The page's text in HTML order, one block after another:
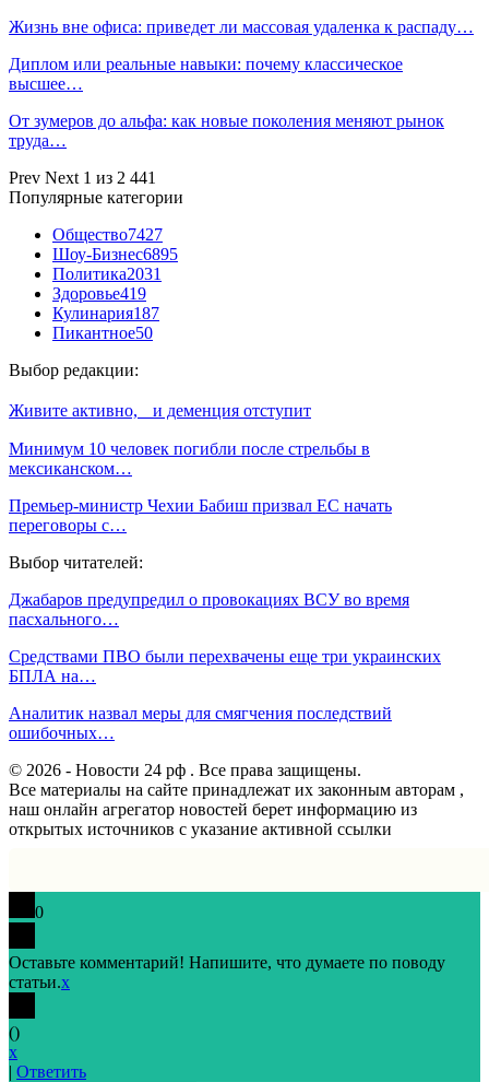
Жизнь вне офиса: приведет ли массовая удаленка к распаду…
Диплом или реальные навыки: почему классическое
высшее…
От зумеров до альфа: как новые поколения меняют рынок
труда…
Prev Next 1 из 2 441
Популярные категории
Общество7427
Шоу-Бизнес6895
Политика2031
Здоровье419
Кулинария187
Пикантное50
Выбор редакции:
Живите активно, и деменция отступит
Минимум 10 человек погибли после стрельбы в
мексиканском…
Премьер-министр Чехии Бабиш призвал ЕС начать
переговоры с…
Выбор читателей:
Джабаров предупредил о провокациях ВСУ во время
пасхального…
Средствами ПВО были перехвачены еще три украинских
БПЛА на…
Аналитик назвал меры для смягчения последствий
ошибочных…
© 2026 - Новости 24 рф . Все права защищены.
Все материалы на сайте принадлежат их законным авторам ,
наш онлайн агрегатор новостей берет информацию из
открытых источников с указание активной ссылки
0
Оставьте комментарий! Напишите, что думаете по поводу
статьи.x
()
x
| Ответить